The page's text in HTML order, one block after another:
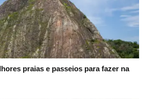
praias e passeios para fazer na